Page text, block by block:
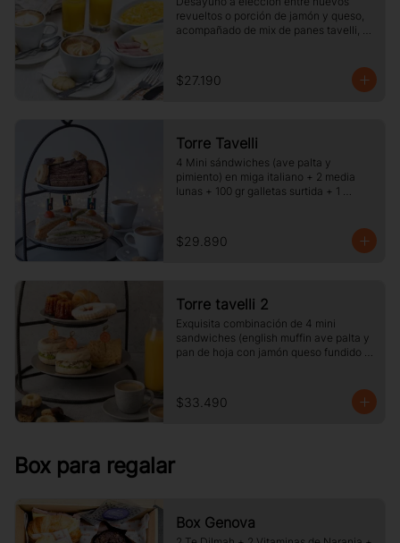
revueltos o porción de jamón y queso,
acompañado de mix de panes tavelli,
y dos café o té a elección
$27.190
Torre Tavelli
4 Mini sándwiches (ave palta y
pimiento) en miga italiano + 2 media
lunas + 100 gr galletas surtida + 1
$29.890
Torre tavelli 2
Exquisita combinación de 4 mini
sandwiches (english muffin ave palta y
pan de hoja con jamón queso fundido
jugos pequeños.
$33.490
Box para regalar
Box Genova